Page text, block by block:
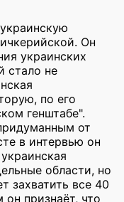
Он
украинских
стало не
по его
генштабе".
от
в интервью он
области, но
захватить все 40
признаёт, что